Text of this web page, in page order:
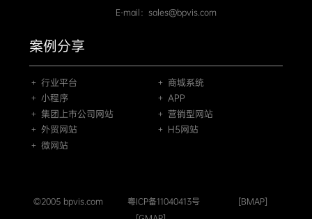
E-mail：sales@bpvis.com
案例分享
＋ 行业平台
＋ 商城系统
＋ 小程序
＋ APP
＋ 集团上市公司网站
＋ 营销型网站
＋ 外贸网站
＋ H5网站
＋ 微网站
©2005 bpvis.com 粤ICP备11040413号
[BMAP]